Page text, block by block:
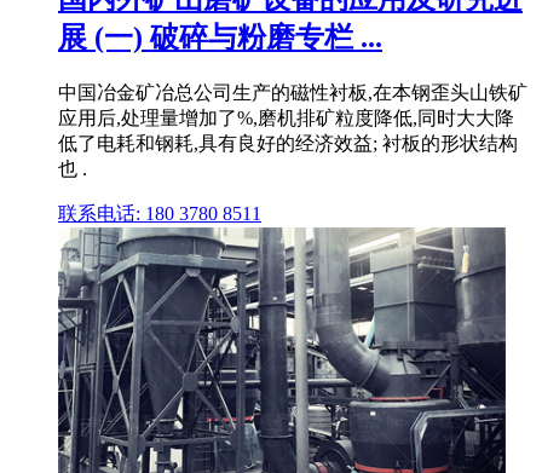
展 (一) 破碎与粉磨专栏 ...
中国冶金矿冶总公司生产的磁性衬板,在本钢歪头山铁矿
应用后,处理量增加了%,磨机排矿粒度降低,同时大大降
低了电耗和钢耗,具有良好的经济效益; 衬板的形状结构
也 .
联系电话: 180 3780 8511